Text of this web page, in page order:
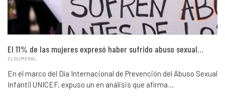
El 11% de las mujeres expresó haber sufrido abuso sexual…
ELNUMERAL
En el marco del Día Internacional de Prevención del Abuso Sexual
Infantil UNICEF, expuso un en análisis que afirma…